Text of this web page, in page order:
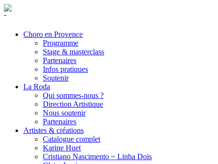
˜
Choro en Provence
Programme
Stage & masterclass
Partenaires
Infos pratiques
Soutenir
La Roda
Qui sommes-nous ?
Direction Artistique
Nous soutenir
Partenaires
Artistes & créations
Catalogue complet
Karine Huet
Cristiano Nascimento ~ Linha Dois